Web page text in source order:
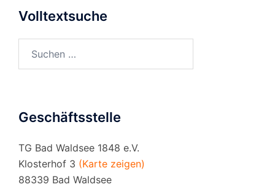
Volltextsuche
Geschäftsstelle
TG Bad Waldsee 1848 e.V.
Klosterhof 3 (Karte zeigen)
88339 Bad Waldsee